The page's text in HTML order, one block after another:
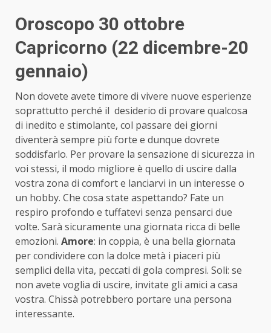
Oroscopo 30 ottobre
Capricorno (22 dicembre-20
gennaio)
Non dovete avete timore di vivere nuove esperienze
soprattutto perché il desiderio di provare qualcosa
di inedito e stimolante, col passare dei giorni
diventerà sempre più forte e dunque dovrete
soddisfarlo. Per provare la sensazione di sicurezza in
voi stessi, il modo migliore è quello di uscire dalla
vostra zona di comfort e lanciarvi in un interesse o
un hobby. Che cosa state aspettando? Fate un
respiro profondo e tuffatevi senza pensarci due
volte. Sarà sicuramente una giornata ricca di belle
emozioni. Amore: in coppia, è una bella giornata
per condividere con la dolce metà i piaceri più
semplici della vita, peccati di gola compresi. Soli: se
non avete voglia di uscire, invitate gli amici a casa
vostra. Chissà potrebbero portare una persona
interessante.